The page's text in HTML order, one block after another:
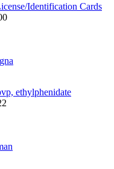
Identification Cards
ethylphenidate